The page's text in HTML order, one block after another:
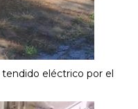
eléctrico por el